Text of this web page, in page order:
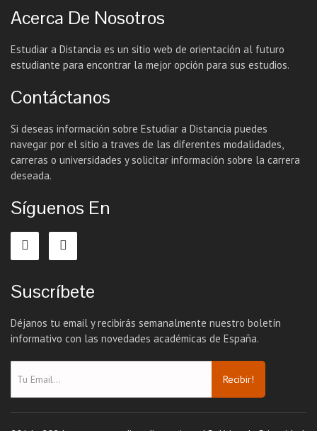
Acerca De Nosotros
Estudiar a Distancia es un sitio web de orientación al futuro
estudiante para encontrar la mejor opción para sus estudios.
Contáctanos
Si deseas información sobre Estudiar a Distancia puedes
navegar por el sitio a traves de las diferentes modalidades,
carreras o universidades y solicitar información sobre la carrera
deseada.
Síguenos En
Suscríbete
Déjanos tu email y recibirás semanalmente nuestro boletín
informativo con las novedades académicas de España.
Recibir!